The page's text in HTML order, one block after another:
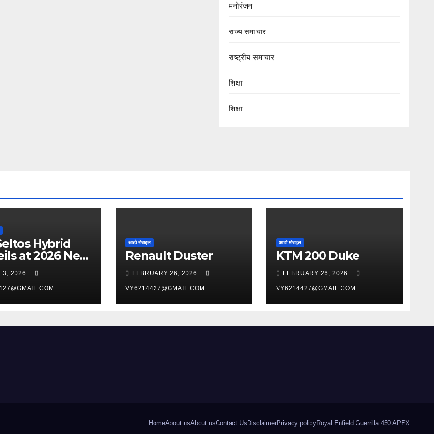
मनोरंजन
राज्य समाचार
राष्ट्रीय समाचार
शिक्षा
शिक्षा
Hybrid
at 2026 New
International
Show
3, 2026
आटो मोबाइल
Renault Duster
FEBRUARY 26, 2026
VY6214427@GMAIL.COM
आटो मोबाइल
KTM 200 Duke
FEBRUARY 26, 2026
VY6214427@GMAIL.COM
HomeAbout usAbout usContact Us DisclaimerPrivacy policyRoyal Enfield Guerrilla 450 APEX